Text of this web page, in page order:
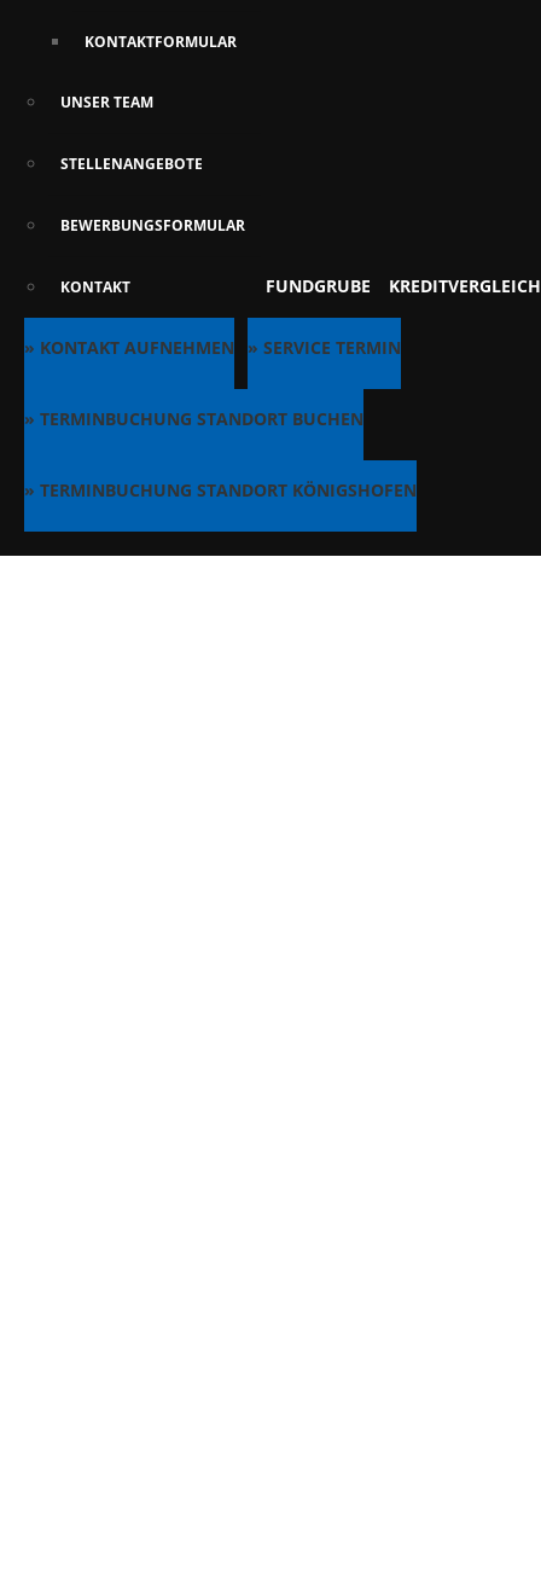
KONTAKTFORMULAR
UNSER TEAM
STELLENANGEBOTE
BEWERBUNGSFORMULAR
KONTAKT FUNDGRUBE KREDITVERGLEICH
» KONTAKT AUFNEHMEN » SERVICE TERMIN
» TERMINBUCHUNG STANDORT BUCHEN
» TERMINBUCHUNG STANDORT KÖNIGSHOFEN